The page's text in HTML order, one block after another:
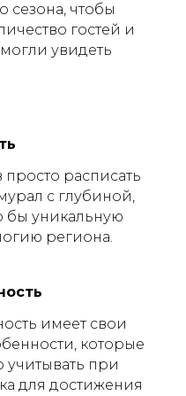
сезона, чтобы
гостей и
увидеть
просто расписать
с глубиной,
бы уникальную
региона.
имеет свои
которые
при
для достижения